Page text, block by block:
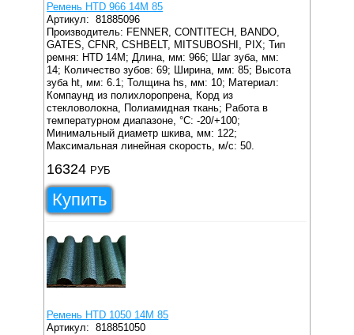
Ремень HTD 966 14M 85
Артикул:81885096
Производитель: FENNER, CONTITECH, BANDO,
GATES, CFNR, CSHBELT, MITSUBOSHI, PIX; Тип
ремня: HTD 14M; Длина, мм: 966; Шаг зуба, мм:
14; Количество зубов: 69; Ширина, мм: 85; Высота
зуба ht, мм: 6.1; Толщина hs, мм: 10; Материал:
Компаунд из полихлоропрена, Корд из
стекловолокна, Полиамидная ткань; Работа в
температурном диапазоне, °C: -20/+100;
Минимальный диаметр шкива, мм: 122;
Максимальная линейная скорость, м/с: 50.
16324 РУБ
Купить
Ремень HTD 1050 14M 85
Артикул:818851050